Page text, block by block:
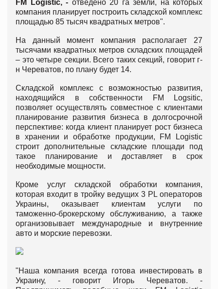
FM
Logistic, - отведено 20 га земли, на которых
компания планирует построить складской комплекс
площадью 85 тысяч квадратных метров".
На данный момент компания располагает 27
тысячами квадратных метров складских площадей
– это четыре секции. Всего таких секций, говорит г-
н Череватов, по плану будет 14.
Складской комплекс с возможностью развития,
находящийся в собственности FM Logsitic,
позволяет осуществлять совместное с клиентами
планирование развития бизнеса в долгосрочной
перспективе: когда клиент планирует рост бизнеса
в хранении и обработке продукции, FM Logistic
строит дополнительные складские площади под
такое планирование и доставляет в срок
необходимые мощности.
Кроме услуг складской обработки компания,
которая входит в тройку ведущих 3 PL операторов
Украины, оказывает клиентам услуги по
таможенно-брокерскому обслуживанию, а также
организовывает международные и внутренние
авто и морские перевозки.
"Наша компания всегда готова инвестировать в
Украину, - говорит Игорь Череватов. -